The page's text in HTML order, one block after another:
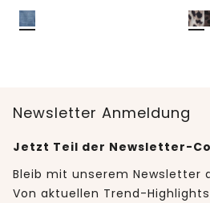
Newsletter Anmeldung
Jetzt Teil der Newsletter-
Bleib mit unserem Newsletter
Von aktuellen Trend-